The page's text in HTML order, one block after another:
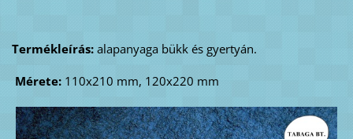
Termékleírás:alapanyaga bükk és gyertyán.
Mérete:110x210 mm, 120x220 mm